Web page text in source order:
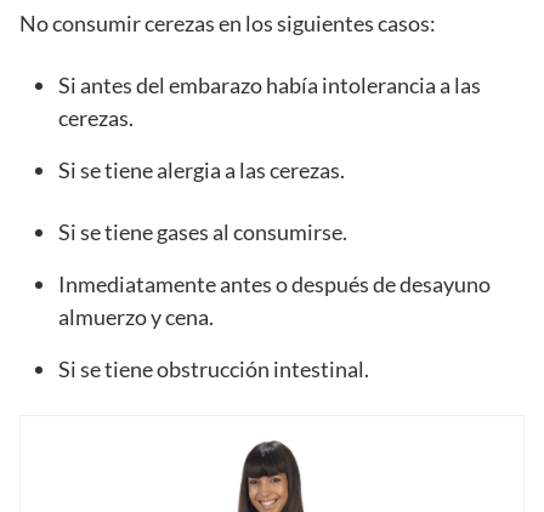
No consumir cerezas en los siguientes casos:
Si antes del embarazo había intolerancia a las
cerezas.
Si se tiene alergia a las cerezas.
Si se tiene gases al consumirse.
Inmediatamente antes o después de desayuno
almuerzo y cena.
Si se tiene obstrucción intestinal.